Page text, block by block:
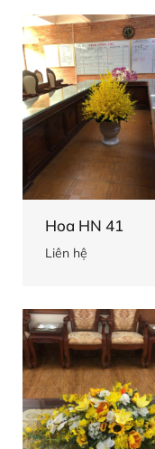
Hoa HN 41
Liên hệ